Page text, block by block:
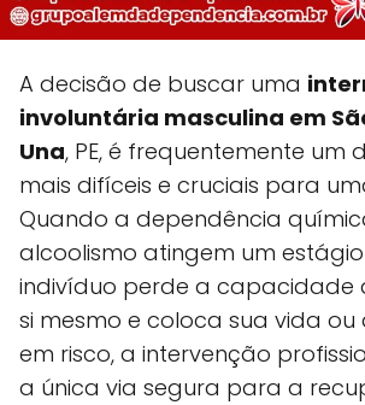
A decisão de buscar uma
involuntária masculina em
Una, PE, é frequentemente um
mais difíceis e cruciais para
Quando a dependência
alcoolismo atingem um
indivíduo perde a capacidade
si mesmo e coloca sua vida ou
em risco, a intervenção
a única via segura para a